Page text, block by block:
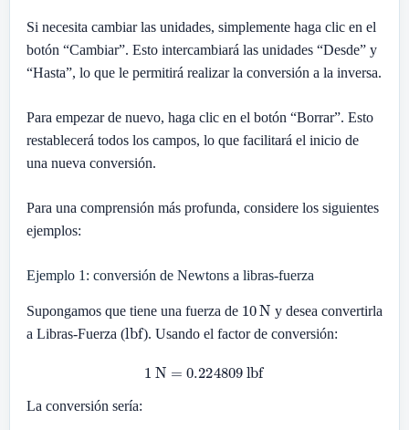
Si necesita cambiar las unidades, simplemente haga clic en el
botón “Cambiar”. Esto intercambiará las unidades “Desde” y
“Hasta”, lo que le permitirá realizar la conversión a la inversa.
Para empezar de nuevo, haga clic en el botón “Borrar”. Esto
restablecerá todos los campos, lo que facilitará el inicio de
una nueva conversión.
Para una comprensión más profunda, considere los siguientes
ejemplos:
Ejemplo 1: conversión de Newtons a libras-fuerza
Supongamos que tiene una fuerza de 10 N y desea convertirla
a Libras-Fuerza (lbf). Usando el factor de conversión:
1N 0.224809lbf
La conversión sería: